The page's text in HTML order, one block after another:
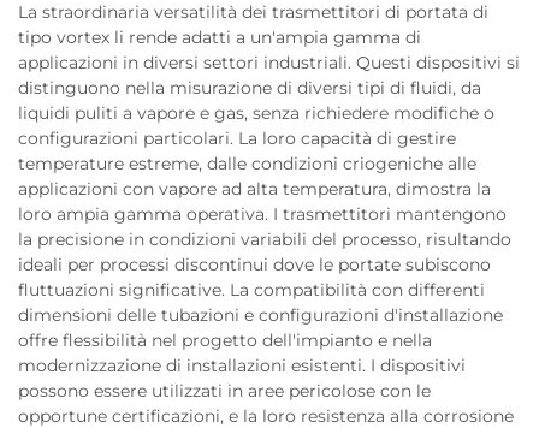
La straordinaria versatilità dei trasmettitori di portata di
tipo vortex li rende adatti a un'ampia gamma di
applicazioni in diversi settori industriali. Questi dispositivi si
distinguono nella misurazione di diversi tipi di fluidi, da
liquidi puliti a vapore e gas, senza richiedere modifiche o
configurazioni particolari. La loro capacità di gestire
temperature estreme, dalle condizioni criogeniche alle
applicazioni con vapore ad alta temperatura, dimostra la
loro ampia gamma operativa. I trasmettitori mantengono
la precisione in condizioni variabili del processo, risultando
ideali per processi discontinui dove le portate subiscono
fluttuazioni significative. La compatibilità con differenti
dimensioni delle tubazioni e configurazioni d'installazione
offre flessibilità nel progetto dell'impianto e nella
modernizzazione di installazioni esistenti. I dispositivi
possono essere utilizzati in aree pericolose con le
opportune certificazioni, e la loro resistenza alla corrosione